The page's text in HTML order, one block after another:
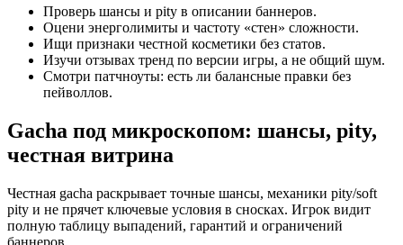
Проверь шансы и pity в описании баннеров.
Оцени энерголимиты и частоту «стен» сложности.
Ищи признаки честной косметики без статов.
Изучи отзывах тренд по версии игры, а не общий шум.
Смотри патчноуты: есть ли балансные правки без
пейволлов.
Gacha под микроскопом: шансы, pity,
честная витрина
Честная gacha раскрывает точные шансы, механики pity/soft
pity и не прячет ключевые условия в сносках. Игрок видит
полную таблицу выпадений, гарантий и ограничений
баннеров.